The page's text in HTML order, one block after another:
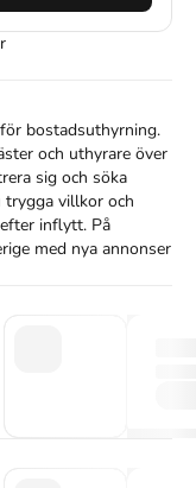
bostadsuthyrning.
och uthyrare över
sig och söka
trygga villkor och
inflytt. På
med nya annonser